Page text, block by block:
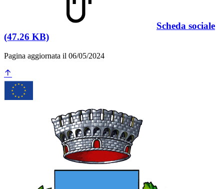
Scheda sociale
(47.26 KB)
Pagina aggiornata il 06/05/2024